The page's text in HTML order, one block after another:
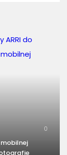
0
mobilnej